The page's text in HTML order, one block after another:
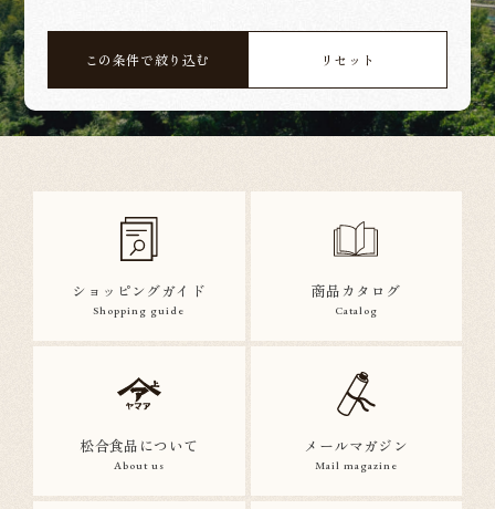
この条件で絞り込む リセット
ショッピングガイド
Shopping guide
商品カタログ
Catalog
松合食品について
About us
メールマガジン
Mail magazine